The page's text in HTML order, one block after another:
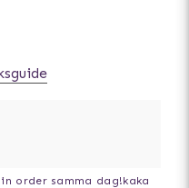
order samma dag!kaka